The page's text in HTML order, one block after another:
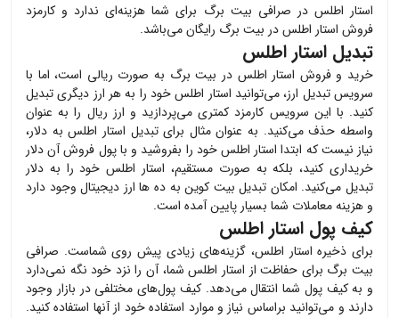
استار اطلس در صرافی بیت برگ برای شما هزینه‌ای ندارد و کارمزد
فروش استار اطلسدر بیت برگ رایگان می‌باشد.
تبدیل استار اطلس
خرید و فروش استار اطلس در بیت برگ به صورت ریالی است، اما با
سرویس تبدیل ارز، می‌توانید استار اطلسخود را به هر ارز دیگری تبدیل
کنید. با این سرویس کارمزد کمتری می‌پردازید و ارز ریال را به عنوان
واسطه حذف می‌کنید. به عنوان مثال برای تبدیل استار اطلسبه دلار،
نیاز نیست که ابتدا استار اطلسخود را بفروشید و با پول فروش آن دلار
خریداری کنید، بلکه به صورت مستقیم، استار اطلسخود را به دلار
تبدیل می‌کنید. امکان تبدیل بیت کوین به ده ها ارز دیجیتال وجود دارد
و هزینه معاملات شما بسیار پایین آمده است.
کیف پول استار اطلس
برای ذخیره استار اطلس، گزینه‌های زیادی پیش روی شماست. صرافی
بیت برگ برای حفاظت از استار اطلسشما، آن را نزد خود نگه نمی‌دارد
و به کیف پول شما انتقال می‌دهد. کیف پول‌های مختلفی در بازار وجود
دارند و می‌توانید براساس نیاز و موارد استفاده خود از آنها استفاده کنید.